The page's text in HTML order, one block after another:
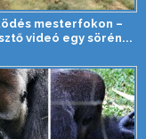
mesterfokon –
videó egy sörén...